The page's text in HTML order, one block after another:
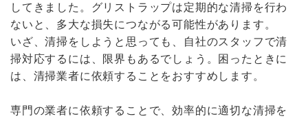
してきました。グリストラップは定期的な清掃を行わ
ないと、多大な損失につながる可能性があります。
いざ、清掃をしようと思っても、自社のスタッフで清
掃対応するには、限界もあるでしょう。困ったときに
は、清掃業者に依頼することをおすすめします。
専門の業者に依頼することで、効率的に適切な清掃を